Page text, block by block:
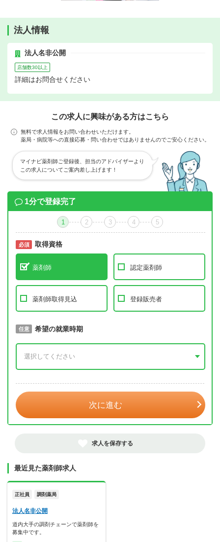
法人情報
法人名非公開
店舗数30以上
詳細はお問合せください
この求人に興味がある方はこちら
無料で求人情報をお問い合わせいただけます。
薬局・病院等への直接応募・問い合わせではありませんのでご安心ください。
マイナビ薬剤師ご登録後、担当のアドバイザーより
この求人についてご案内差し上げます！
1分で登録完了
1 2 3 4 5
必須 取得資格
薬剤師 認定薬剤師
薬剤師取得見込 登録販売者
必須 取得予定年
任意 希望の就業時期
次に進む
求人を保存する
最近見た薬剤師求人
正社員 調剤薬局
法人名非公開
道内大手の調剤チェーンで薬剤師を
募集中です。